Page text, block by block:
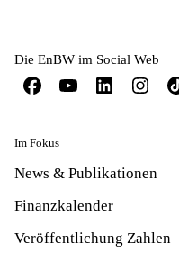
Die EnBW im Social Web
Im Fokus
News & Publikationen
Finanzkalender
Veröffentlichung Zahlen